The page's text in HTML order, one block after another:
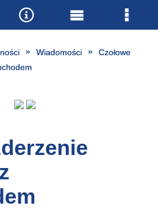
Wiadomości
Czołowe
NarzędziaMenu
główne
Menu